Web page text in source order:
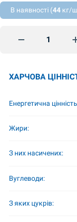
В наявності (44 кг/
Keksi vanilja
ХАРЧОВА
Енергетична
Жири:
З них насичених:
Вуглеводи:
З яких цукрів: